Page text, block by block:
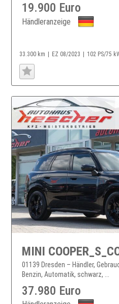
19.900 Euro
Händleranzeige
33.300 km EZ 08/2023 102 PS/75
01139 Dresden – Händler,
Benzin, Automatik, schwarz, ...
37.980 Euro